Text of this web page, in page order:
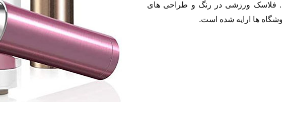
فلاسک ورزشی در رنگ و طراحی های
ها ارایه شده است.